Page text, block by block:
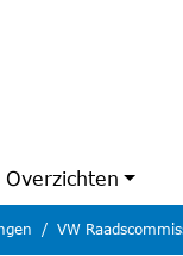
Overzichten
VW